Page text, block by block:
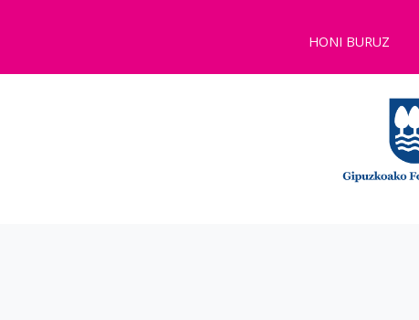
HONI BURUZ